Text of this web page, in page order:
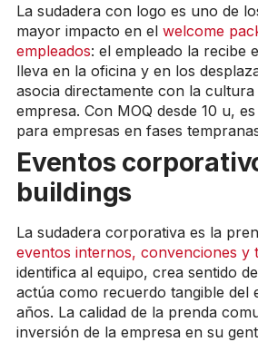
La sudadera con logo es uno de
mayor impacto en el welcome
empleados: el empleado la recibe
lleva en la oficina y en los
asocia directamente con la
empresa. Con MOQ desde 10 u,
para empresas en fases
Eventos
buildings
La sudadera corporativa es la
eventos internos, convenciones y
identifica al equipo, crea sentido
actúa como recuerdo tangible del
años. La calidad de la prenda
inversión de la empresa en su